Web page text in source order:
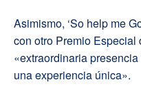
Asimismo, ‘So help me
con otro Premio Especial
«extraordinaria
una experiencia única».